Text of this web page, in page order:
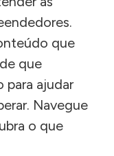
que
que
para ajudar
Navegue
o que